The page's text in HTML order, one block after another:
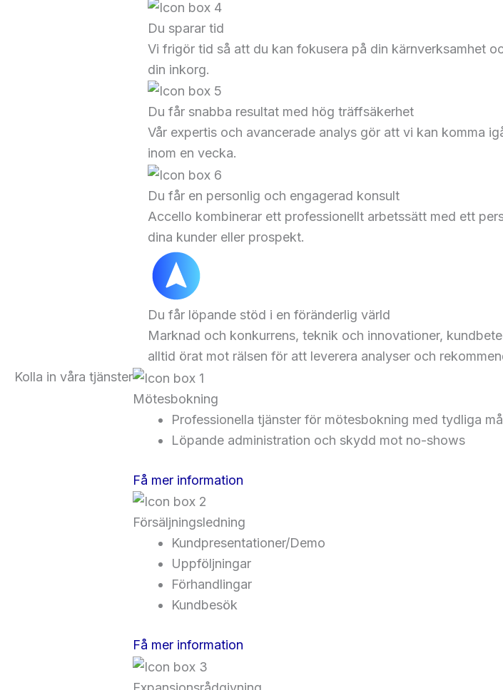
Du sparar tid
Vi frigör tid så att du kan fokusera på din kärnverksamhet
din inkorg.
Du får snabba resultat med hög träffsäkerhet
Vår expertis och avancerade analys gör att vi kan komma
inom en vecka.
Du får en personlig och engagerad konsult
Accello kombinerar ett professionellt arbetssätt med ett
dina kunder eller prospekt.
Du får löpande stöd i en föränderlig värld
Marknad och konkurrens, teknik och innovationer,
alltid örat mot rälsen för att leverera analyser och
Kolla in våra tjänster
Mötesbokning
Professionella tjänster för mötesbokning med tydliga
Löpande administration och skydd mot no-shows
Få mer information
Försäljningsledning
Kundpresentationer/Demo
Uppföljningar
Förhandlingar
Kundbesök
Få mer information